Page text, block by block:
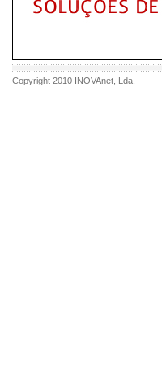
Copyright 2010 INOVAnet , Lda.